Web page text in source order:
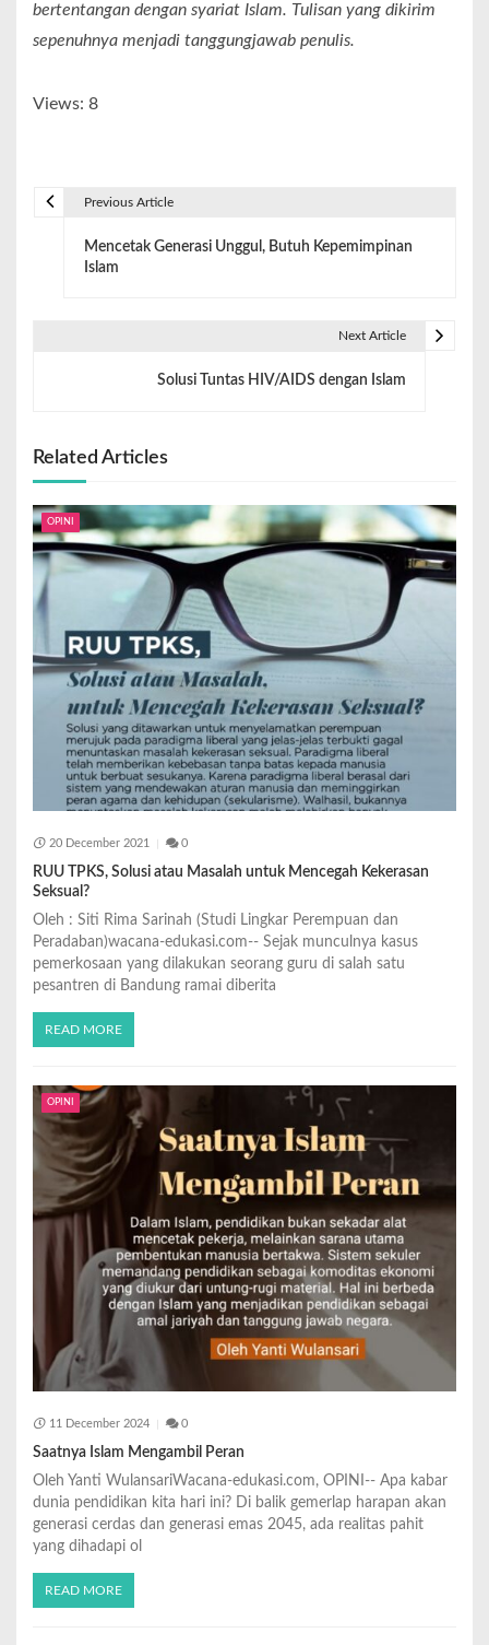
bertentangan dengan syariat Islam. Tulisan yang dikirim
sepenuhnya menjadi tanggungjawab penulis.
Views: 8
Previous Article
Mencetak Generasi Unggul, Butuh Kepemimpinan
Islam
Next Article
Solusi Tuntas HIV/AIDS dengan Islam
Related Articles
OPINI
20 December 2021 0
RUU TPKS, Solusi atau Masalah untuk Mencegah Kekerasan
Seksual?
Oleh : Siti Rima Sarinah (Studi Lingkar Perempuan dan
Peradaban)wacana-edukasi.com-- Sejak munculnya kasus
pemerkosaan yang dilakukan seorang guru di salah satu
pesantren di Bandung ramai diberita
READ MORE
OPINI
11 December 2024 0
Saatnya Islam Mengambil Peran
Oleh Yanti WulansariWacana-edukasi.com, OPINI-- Apa kabar
dunia pendidikan kita hari ini? Di balik gemerlap harapan akan
generasi cerdas dan generasi emas 2045, ada realitas pahit
yang dihadapi ol
READ MORE